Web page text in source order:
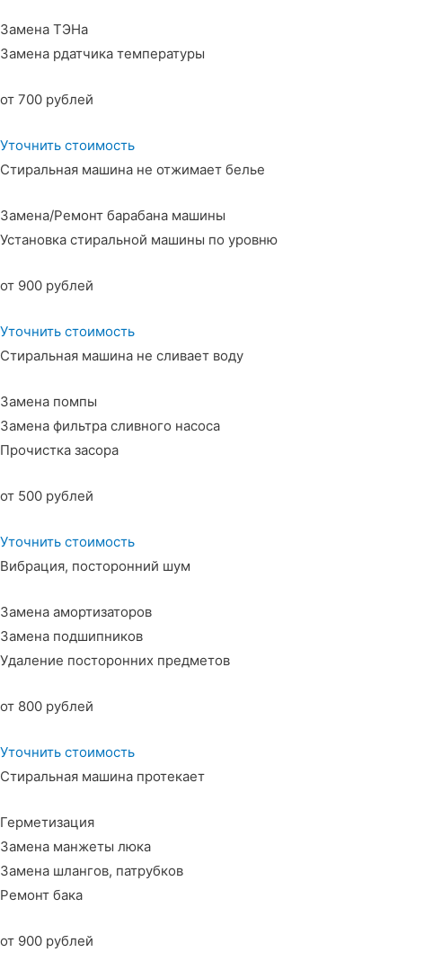
Замена ТЭНа
Замена рдатчика температуры
от 700 рублей
Уточнить стоимость
Стиральная машина не отжимает белье
Замена/Ремонт барабана машины
Установка стиральной машины по уровню
от 900 рублей
Уточнить стоимость
Стиральная машина не сливает воду
Замена помпы
Замена фильтра сливного насоса
Прочистка засора
от 500 рублей
Уточнить стоимость
Вибрация, посторонний шум
Замена амортизаторов
Замена подшипников
Удаление посторонних предметов
от 800 рублей
Уточнить стоимость
Стиральная машина протекает
Герметизация
Замена манжеты люка
Замена шлангов, патрубков
Ремонт бака
от 900 рублей